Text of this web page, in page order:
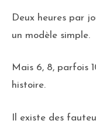
Deux heures par
un modèle simple.
Mais 6, 8, parfois
histoire.
Il existe des